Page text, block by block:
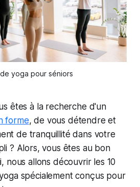
yoga pour séniors
êtes à la recherche d'un
forme, de vous détendre et
de tranquillité dans votre
? Alors, vous êtes au bon
nous allons découvrir les 10
spécialement conçus pour